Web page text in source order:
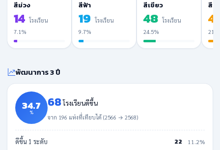
สีม่วง
14 โรงเรียน
7.1%
สีฟ้า
19 โรงเรียน
9.7%
สีเขียว
48 โรงเรียน
24.5%
สีเ
พัฒนาการ 3 ปี
34.7
%
68โรงเรียนดีขึ้น
จาก 196 แห่งที่เทียบได้ (2566 → 2568)
ดีขึ้น 1 ระดับ 22 11.2%